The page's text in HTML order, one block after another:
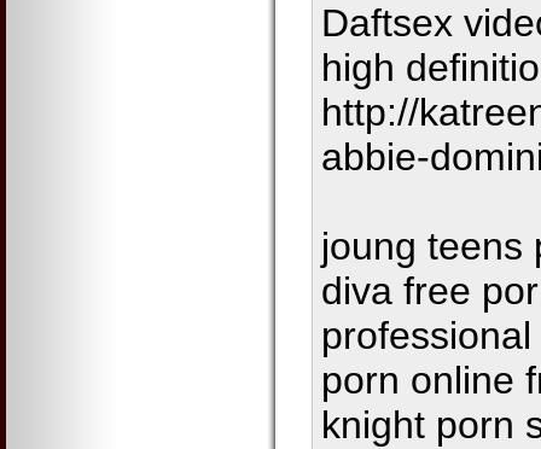
Daftsex
high
http://
abbie-
joung teens
diva free
porn online
knight porn